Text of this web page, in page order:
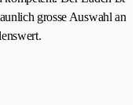
grosse Auswahl an